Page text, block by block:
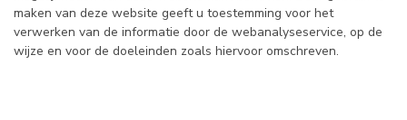
maken van deze website geeft u toestemming voor het
verwerken van de informatie door de webanalyseservice, op de
wijze en voor de doeleinden zoals hiervoor omschreven.